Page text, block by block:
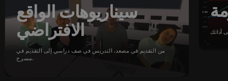
سيناريوهات الواقع
الافتراضي
من التقديم في مصعد، التدريس في صف دراسي إلى التقديم في
مسرح.